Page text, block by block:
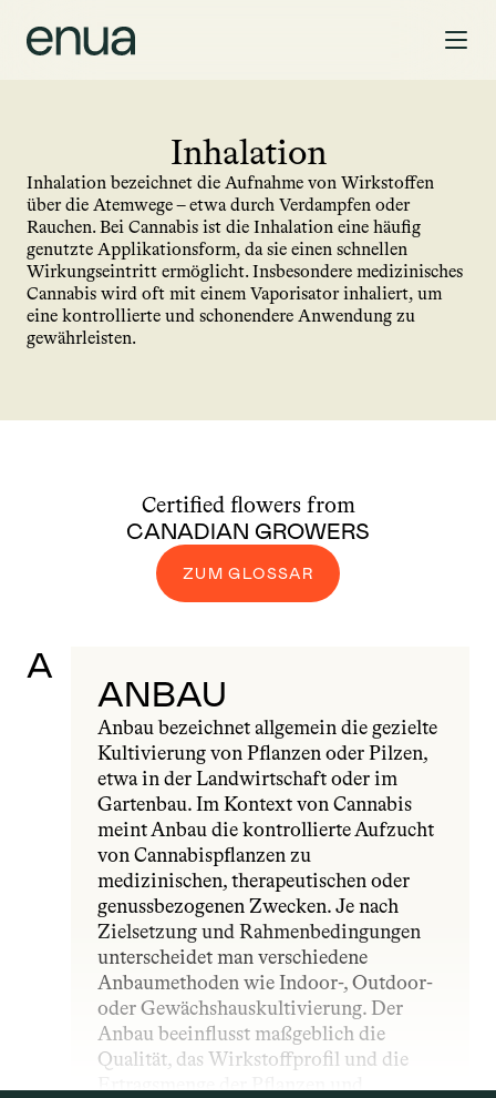
Inhalation
Inhalation bezeichnet die Aufnahme von Wirkstoffen
über die Atemwege – etwa durch Verdampfen oder
Rauchen. Bei Cannabis ist die Inhalation eine häufig
genutzte Applikationsform, da sie einen schnellen
Wirkungseintritt ermöglicht. Insbesondere medizinisches
Cannabis wird oft mit einem Vaporisator inhaliert, um
eine kontrollierte und schonendere Anwendung zu
gewährleisten.
Certified flowers from
CANADIAN GROWERS
ZUM GLOSSAR
A
ANBAU
Anbau bezeichnet allgemein die gezielte
Kultivierung von Pflanzen oder Pilzen,
etwa in der Landwirtschaft oder im
Gartenbau. Im Kontext von Cannabis
meint Anbau die kontrollierte Aufzucht
von Cannabispflanzen zu
medizinischen, therapeutischen oder
genussbezogenen Zwecken. Je nach
Zielsetzung und Rahmenbedingungen
unterscheidet man verschiedene
Anbaumethoden wie Indoor-, Outdoor-
oder Gewächshauskultivierung. Der
Anbau beeinflusst maßgeblich die
Qualität, das Wirkstoffprofil und die
Ertragsmenge der Pflanzen und